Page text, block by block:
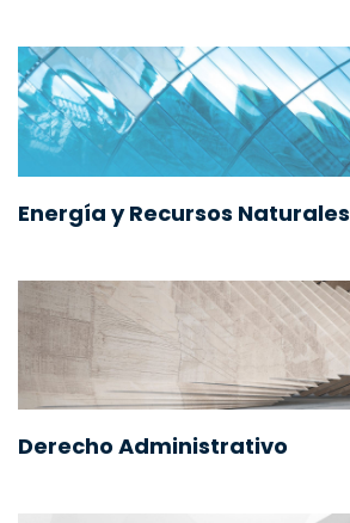
Energía y Recursos Naturales
Derecho Administrativo